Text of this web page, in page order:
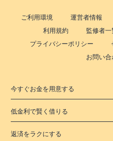
ご利用環境 運営者情報
利用規約
監修者一
プライバシーポリシー
お問い合
今すぐお金を用意する
低金利で賢く借りる
返済をラクにする